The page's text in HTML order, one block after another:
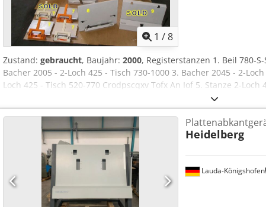
1 /8
Zustand: gebraucht, Baujahr: 2000, Registerstanzen 1. Beil 780-
Bacher 2005 - 2-Loch 425 - Tisch 730-1000 3. Bacher 2045 - 2-
Loch 425 - Tisch 520-770 Crodpscqxv Tofx An Iof 5. Stanze 2-
VERKAUFT 6. Billows 2-Loch 225 - Tisch 650-950 7. Bacher 2032 2-
VERKAUFT 8. Heidelberg SM52 - 425 Registerstanze 9. Heidelberg
Lauda-Königshofen
Heidelberg